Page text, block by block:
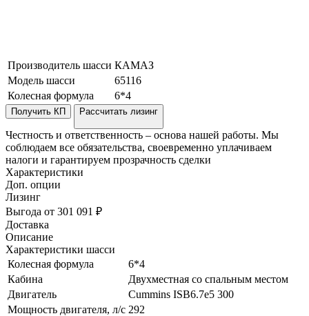
Производитель шасси КАМАЗ
Модель шасси
65116
Колесная формула
6*4
Получить КП Рассчитать лизинг
Честность и ответственность – основа нашей работы. Мы
соблюдаем все обязательства, своевременно уплачиваем
налоги и гарантируем прозрачность сделки
Характеристики
Доп. опции
Лизинг
Выгода от 301 091 ₽
Доставка
Описание
Характеристики шасси
Колесная формула
6*4
Кабина
Двухместная со спальным местом
Двигатель
Cummins ISB6.7e5 300
Мощность двигателя, л/с 292